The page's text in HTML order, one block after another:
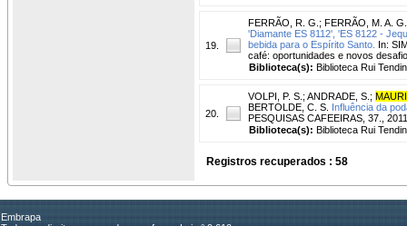
19.
FERRÃO, R. G. ; FERRÃO, M. A. G.
'Diamante ES 8112', 'ES 8122 -
bebida para o Espírito Santo. In:
café: oportunidades e novos
Biblioteca(s): Biblioteca Rui
20.
VOLPI, P. S. ; ANDRADE, S. ;
BERTOLDE, C. S. Influência da
PESQUISAS CAFEEIRAS, 37.,
Biblioteca(s): Biblioteca Rui
Registros recuperados : 58
Embrapa